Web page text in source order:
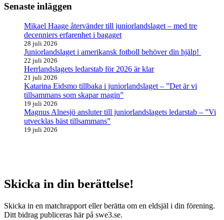
Senaste inläggen
Mikael Haage återvänder till juniorlandslaget – med tre
decenniers erfarenhet i bagaget
28 juli 2026
Juniorlandslaget i amerikansk fotboll behöver din hjälp!
22 juli 2026
Herrlandslagets ledarstab för 2026 är klar
21 juli 2026
Katarina Eidsmo tillbaka i juniorlandslaget – ”Det är vi
tillsammans som skapar magin”
19 juli 2026
Magnus Alnesjö ansluter till juniorlandslagets ledarstab – ”Vi
utvecklas bäst tillsammans”
19 juli 2026
Skicka in din berättelse!
Skicka in en matchrapport eller berätta om en eldsjäl i din förening.
Ditt bidrag publiceras här på swe3.se.